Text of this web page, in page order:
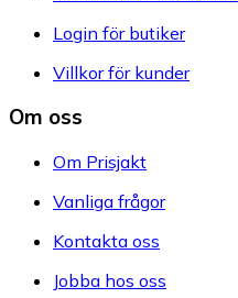
Login för butiker
Villkor för kunder
Om oss
Om Prisjakt
Vanliga frågor
Kontakta oss
Jobba hos oss